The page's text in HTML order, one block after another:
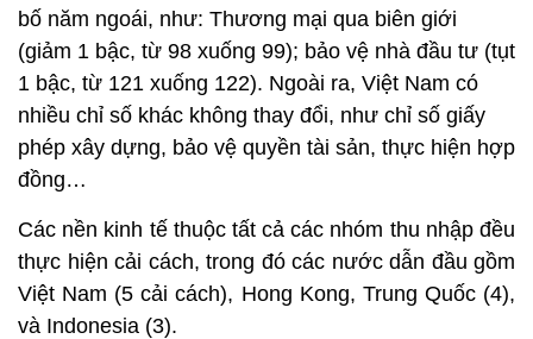
bố năm ngoái, như: Thương mại qua biên giới
(giảm 1 bậc, từ 98 xuống 99); bảo vệ nhà đầu tư (tụt
1 bậc, từ 121 xuống 122). Ngoài ra, Việt Nam có
nhiều chỉ số khác không thay đổi, như chỉ số giấy
phép xây dựng, bảo vệ quyền tài sản, thực hiện hợp
đồng…
Các nền kinh tế thuộc tất cả các nhóm thu nhập đều
thực hiện cải cách, trong đó các nước dẫn đầu gồm
Việt Nam (5 cải cách), Hong Kong, Trung Quốc (4),
và Indonesia (3).